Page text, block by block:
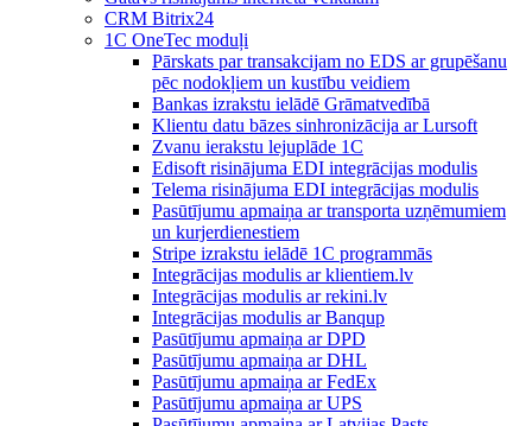
CRM Bitrix24
1С OneTec moduļi
Pārskats par transakcijam no EDS ar grupēšanu
pēc nodokļiem un kustību veidiem
Bankas izrakstu ielādē Grāmatvedībā
Klientu datu bāzes sinhronizācija ar Lursoft
Zvanu ierakstu lejuplāde 1C
Edisoft risinājuma EDI integrācijas modulis
Telema risinājuma EDI integrācijas modulis
Pasūtījumu apmaiņa ar transporta uzņēmumiem
un kurjerdienestiem
Stripe izrakstu ielādē 1C programmās
Integrācijas modulis ar klientiem.lv
Integrācijas modulis ar rekini.lv
Integrācijas modulis ar Banqup
Pasūtījumu apmaiņa ar DPD
Pasūtījumu apmaiņa ar DHL
Pasūtījumu apmaiņa ar FedEx
Pasūtījumu apmaiņa ar UPS